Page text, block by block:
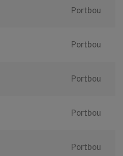
Portbou
Portbou
Portbou
Portbou
Portbou